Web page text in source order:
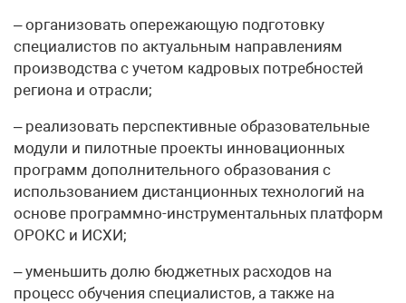
– организовать опережающую подготовку
специалистов по актуальным направлениям
производства с учетом кадровых потребностей
региона и отрасли;
– реализовать перспективные образовательные
модули и пилотные проекты инновационных
программ дополнительного образования с
использованием дистанционных технологий на
основе программно-инструментальных платформ
ОРОКС и ИСХИ;
– уменьшить долю бюджетных расходов на
процесс обучения специалистов, а также на